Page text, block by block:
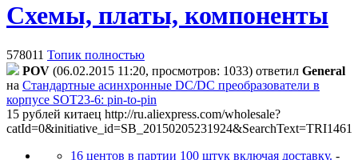
Схемы, платы, компоненты
578011 Топик полностью
POV (06.02.2015 11:20, просмотров: 1033) ответил General
на Стандартные асинхронные DC/DC преобразователи в
корпусе SOT23-6: pin-to-pin
15 рублей китаец http://ru.aliexpress.com/wholesale?
catId=0&initiative_id=SB_20150205231924&SearchText=TRI1461
16 центов в партии 100 штук включая доставку. -